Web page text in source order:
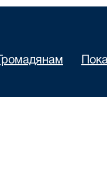
Громадянам